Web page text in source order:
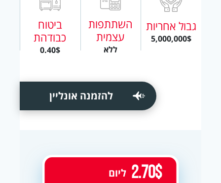
גבול אחריות
5,000,000$
השתתפות
עצמית
ללא
ביטוח
כבודהת
0.40$
להזמנה אונליין
2.70$ ליום